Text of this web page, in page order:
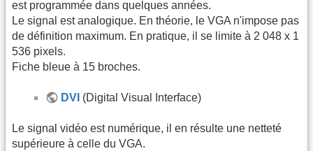
est programmée dans quelques années.
Le signal est analogique. En théorie, le VGA n'impose pas
de définition maximum. En pratique, il se limite à 2 048 x 1
536 pixels.
Fiche bleue à 15 broches.
DVI (Digital Visual Interface)
Le signal vidéo est numérique, il en résulte une netteté
supérieure à celle du VGA.